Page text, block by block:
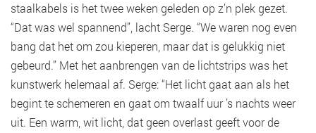
staalkabels is het twee weken geleden op z’n plek gezet.
“Dat was wel spannend”, lacht Serge. “We waren nog even
bang dat het om zou kieperen, maar dat is gelukkig niet
gebeurd.” Met het aanbrengen van de lichtstrips was het
kunstwerk helemaal af. Serge: “Het licht gaat aan als het
begint te schemeren en gaat om twaalf uur ’s nachts weer
uit. Een warm, wit licht, dat geen overlast geeft voor de